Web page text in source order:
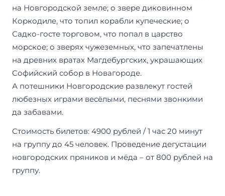
на Новгородской земле; о звере диковинном
Коркодиле, что топил корабли купеческие; о
Садко-госте торговом, что попал в царство
морское; о зверях чужеземных, что запечатлены
на древних вратах Магдебургских, украшающих
Софийский собор в Новагороде.
А потешники Новгородские развлекут гостей
любезных играми весёлыми, песнями звонкими
да забавами.
Стоимость билетов: 4900 рублей / 1 час 20 минут
на группу до 45 человек. Проведение дегустации
новгородских пряников и мёда – от 800 рублей на
группу.